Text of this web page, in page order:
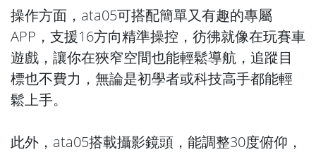
操作方面，ata05可搭配簡單又有趣的專屬
APP，支援16方向精準操控，彷彿就像在玩賽車
遊戲，讓你在狹窄空間也能輕鬆導航，追蹤目
標也不費力，無論是初學者或科技高手都能輕
鬆上手。
此外，ata05搭載攝影鏡頭，能調整30度俯仰，